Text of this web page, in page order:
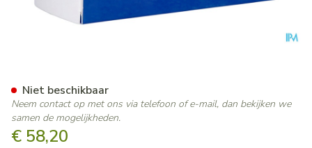
€ 58,20
Niet beschikbaar
Neem contact op met ons via telefoon of e-mail, dan bekijken we
samen de mogelijkheden.